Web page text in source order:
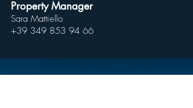
Property Manager
Sara Mattiello
+39 349 853 94 66